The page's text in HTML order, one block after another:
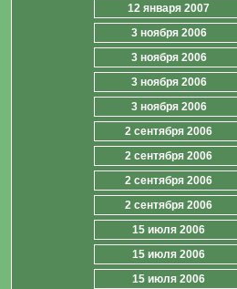
12 января 2007
3 ноября 2006
3 ноября 2006
3 ноября 2006
3 ноября 2006
2 сентября 2006
2 сентября 2006
2 сентября 2006
2 сентября 2006
15 июля 2006
15 июля 2006
15 июля 2006